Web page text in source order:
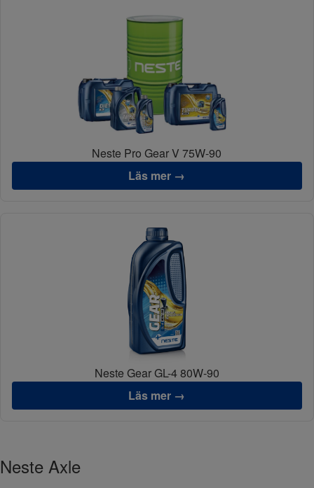
Neste Pro Gear V 75W-90
Läs mer →
Neste Gear GL-4 80W-90
Läs mer →
Neste Axle